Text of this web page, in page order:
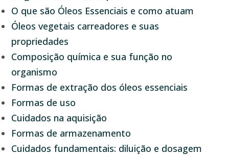
O que são Óleos Essenciais e como atuam
Óleos vegetais carreadores e suas
propriedades
Composição química e sua função no
organismo
Formas de extração dos óleos essenciais
Formas de uso
Cuidados na aquisição
Formas de armazenamento
Cuidados fundamentais: diluição e dosagem